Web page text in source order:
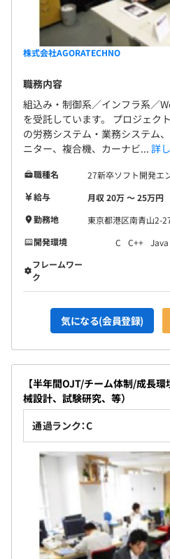
株式会社AGORATECHNO
職務内容
組込み・制御系／インフラ系／
を受託しています。 プロジェク
の労務システム・業務システム
ニター、複合機、カーナビ... 詳
職種名
27新卒ソフト開発エ
給与
月収 20万 〜 25万円
勤務地
東京都港区南青山2-
開発環境
C C++ Java
フレームワー
ク
気になる(会員登録)
【半年間OJT/チーム体制/成長
械設計、試験研究、等）
通過ランク：C